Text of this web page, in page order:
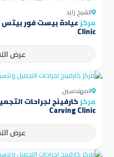
الشيخ زايد
مركز
Clinic
عرض
المهندسين
مركزكارفينج لجراحات
Carving Clinic
عرض